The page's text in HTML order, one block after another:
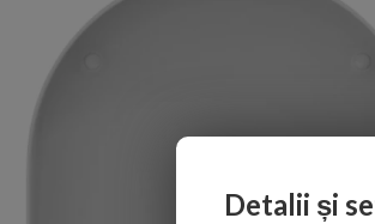
Detalii și